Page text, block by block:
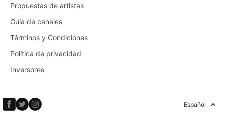
Propuestas de artistas
Guía de canales
Términos y Condiciones
Política de privacidad
Inversores
Español